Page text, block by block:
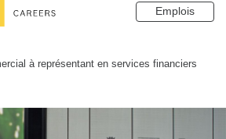
Emplois
à représentant en services financiers